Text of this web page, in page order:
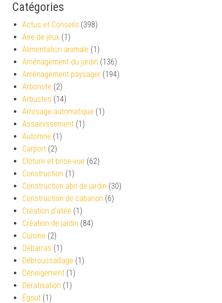
Catégories
Actus et Conseils (398)
Aire de jeux (1)
Alimentation animale (1)
Aménagement du jardin (136)
Aménagement paysager (194)
Arboriste (2)
Arbustes (14)
Arrosage automatique (1)
Assainissement (1)
Automne (1)
Carport (2)
Clôture et brise-vue (62)
Construction (1)
Construction abri de jardin (30)
Construction de cabanon (6)
Création d’allée (1)
Création de jardin (84)
Cuisine (2)
Débarras (1)
Débroussaillage (1)
Déneigement (1)
Dératisation (1)
Égout (1)